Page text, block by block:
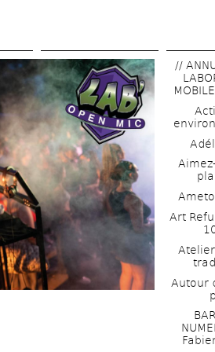
contenu
principal
//
Art
Autour